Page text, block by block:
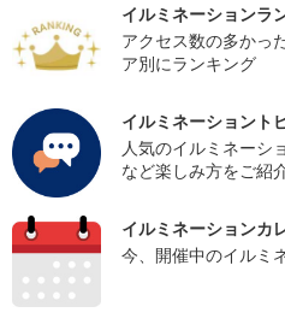
イルミネーションラ
アクセス数の多かっ
ア別にランキング
イルミネーショント
人気のイルミネーシ
など楽しみ方をご紹
イルミネーションカ
今、開催中のイルミ